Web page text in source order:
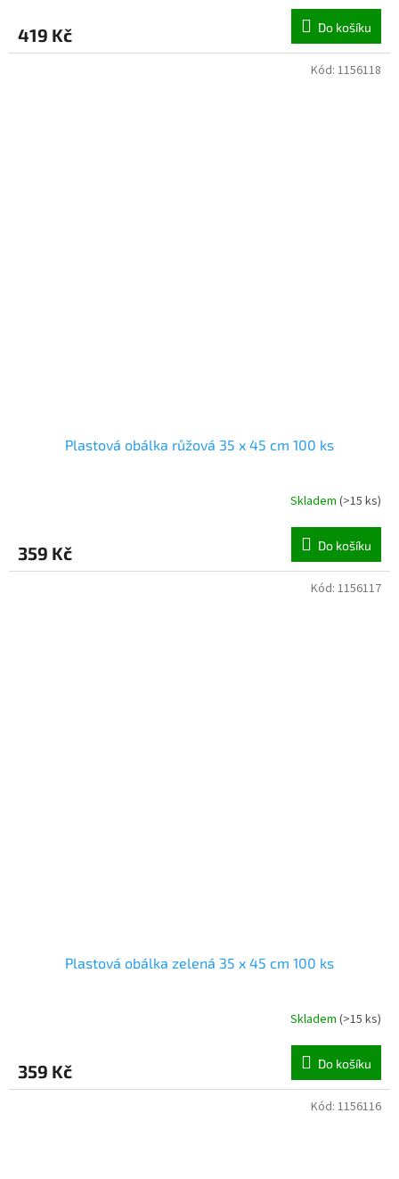
419 Kč Do košíku
Plastová obálka růžová 35 x 45 cm 100 ks
Skladem (>15 ks)
359 Kč Do košíku
Kód: 1156118
Plastová obálka zelená 35 x 45 cm 100 ks
Skladem (>15 ks)
359 Kč Do košíku
Kód: 1156117
Kód: 1156116